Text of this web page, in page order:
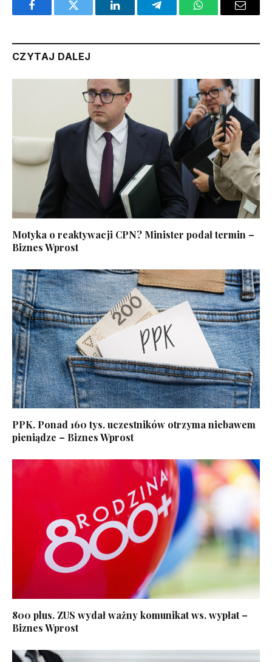
FacebookTwitter LinkedInTelegramWhatsAppEmail
CZYTAJ DALEJ
Motyka o reaktywacji CPN? Minister podał termin –
Biznes Wprost
PPK. Ponad 160 tys. uczestników otrzyma niebawem
pieniądze – Biznes Wprost
800 plus. ZUS wydał ważny komunikat ws. wypłat –
Biznes Wprost